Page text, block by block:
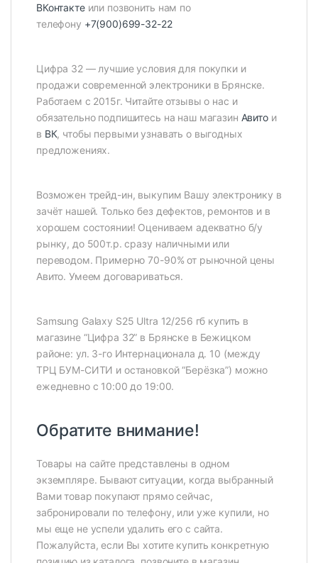
ВКонтактеили позвонить нам по
телефону +7(900)699-32-22
Цифра 32 — лучшие условия для покупки и
продажи современной электроники в Брянске.
Работаем с 2015г. Читайте отзывы о нас и
обязательно подпишитесь на наш магазин Авитои
в ВК, чтобы первыми узнавать о выгодных
предложениях.
Возможен трейд-ин, выкупим Вашу электронику в
зачёт нашей. Только без дефектов, ремонтов и в
хорошем состоянии! Оцениваем адекватно б/у
рынку, до 500т.р. сразу наличными или
переводом. Примерно 70-90% от рыночной цены
Авито. Умеем договариваться.
Samsung Galaxy S25 Ultra 12/256 гб купить в
магазине “Цифра 32” в Брянске в Бежицком
районе: ул. 3-го Интернационала д. 10 (между
ТРЦ БУМ-СИТИ и остановкой “Берёзка”) можно
ежедневно с 10:00 до 19:00.
Обратите внимание!
Товары на сайте представлены в одном
экземпляре. Бывают ситуации, когда выбранный
Вами товар покупают прямо сейчас,
забронировали по телефону, или уже купили, но
мы еще не успели удалить его с сайта.
Пожалуйста, если Вы хотите купить конкретную